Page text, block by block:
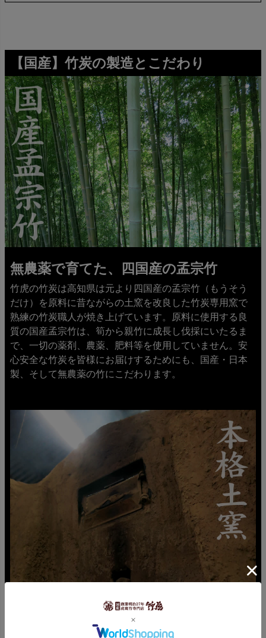
【国産】竹炭の製造とこだわり
無農薬で育てた、四国産の孟宗竹
竹虎の竹炭は高知県は元より四国産の孟宗竹（もうそう
だけ）を原料に昔ながらの土窯を改良した竹炭専用窯で
熟練の竹炭職人が焼き上げています。原料に使用する良
質の国産孟宗竹は、筍から親竹に成長し伐採にいたるま
で、一切の薬剤、農薬、肥料等を使用していません。安
心安全な竹炭を皆様にお届けするためにも、国産・日本
製、そして無農薬の竹にこだわります。